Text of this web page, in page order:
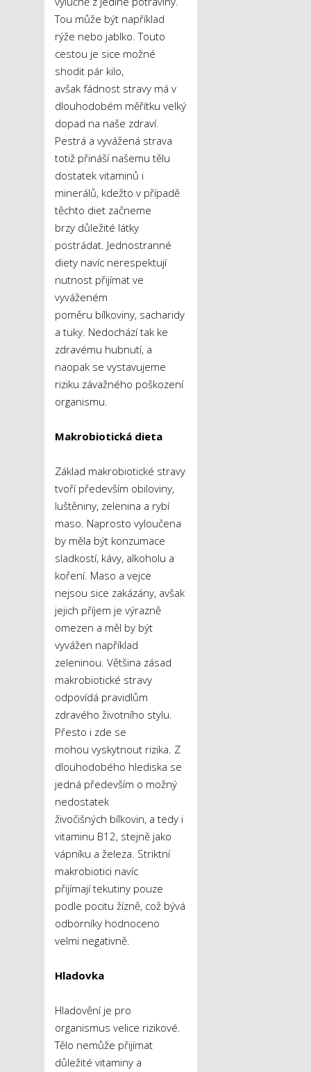
Tou může být například
rýže nebo jablko. Touto
cestou je sice možné
shodit pár kilo,
avšak fádnost stravy má v
dlouhodobém měřítku velký
dopad na naše zdraví.
Pestrá a vyvážená strava
totiž přináší našemu tělu
dostatek vitaminů i
minerálů, kdežto v případě
těchto diet začneme
brzy důležité látky
postrádat. Jednostranné
diety navíc nerespektují
nutnost přijímat ve
vyváženém
poměru bílkoviny, sacharidy
a tuky. Nedochází tak ke
zdravému hubnutí, a
naopak se vystavujeme
riziku závažného poškození
organismu.
Makrobiotická dieta
Základ makrobiotické stravy
tvoří především obiloviny,
luštěniny, zelenina a rybí
maso. Naprosto vyloučena
by měla být konzumace
sladkostí, kávy, alkoholu a
koření. Maso a vejce
nejsou sice zakázány, avšak
jejich příjem je výrazně
omezen a měl by být
vyvážen například
zeleninou. Většina zásad
makrobiotické stravy
odpovídá pravidlům
zdravého životního stylu.
Přesto i zde se
mohou vyskytnout rizika. Z
dlouhodobého hlediska se
jedná především o možný
nedostatek
živočišných bílkovin, a tedy i
vitaminu B12, stejně jako
vápníku a železa. Striktní
makrobiotici navíc
přijímají tekutiny pouze
podle pocitu žízně, což bývá
odborníky hodnoceno
velmi negativně.
Hladovka
Hladovění je pro
organismus velice rizikové.
Tělo nemůže přijímat
důležité vitaminy a